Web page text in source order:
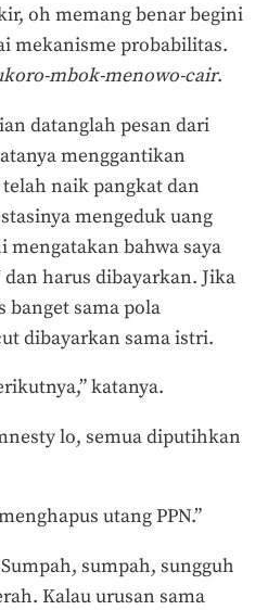
oh memang benar begini
mekanisme probabilitas.
mbok-menowo-cair.
datanglah pesan dari
menggantikan
naik pangkat dan
mengeduk uang
mengatakan bahwa saya
harus dibayarkan. Jika
banget sama pola
dibayarkan sama istri.
katanya.
lo, semua diputihkan
utang PPN.”
sumpah, sungguh
Kalau urusan sama